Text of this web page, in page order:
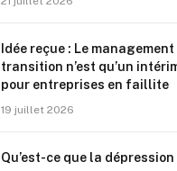
Idée reçue : Le management
transition n’est qu’un
pour entreprises en faillite
19 juillet 2026
Qu’est-ce que la dépression